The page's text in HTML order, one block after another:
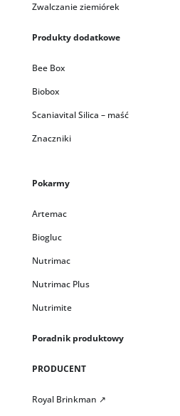
Zwalczanie ziemiórek
Produkty dodatkowe
Bee Box
Biobox
Scaniavital Silica – maść
Znaczniki
Pokarmy
Artemac
Biogluc
Nutrimac
Nutrimac Plus
Nutrimite
Poradnik produktowy
PRODUCENT
Royal Brinkman ↗